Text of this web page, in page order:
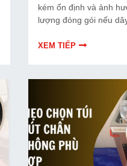
kém ổn định và ảnh
lượng đóng gói nếu
rõ hơn về dây hàn
XEM TIẾP